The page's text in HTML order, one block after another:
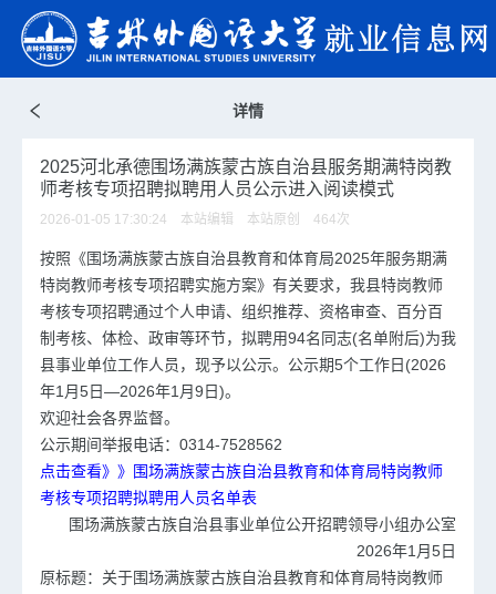
详情
2025河北承德围场满族蒙古族自治县服务期满特岗教
师考核专项招聘拟聘用人员公示进入阅读模式
2026-01-05 17:30:24 本站编辑 本站原创 464次
按照《围场满族蒙古族自治县教育和体育局2025年服务期满
特岗教师考核专项招聘实施方案》有关要求，我县特岗教师
考核专项招聘通过个人申请、组织推荐、资格审查、百分百
制考核、体检、政审等环节，拟聘用94名同志(名单附后)为我
县事业单位工作人员，现予以公示。公示期5个工作日(2026
年1月5日—2026年1月9日)。
欢迎社会各界监督。
公示期间举报电话：0314-7528562
点击查看》》围场满族蒙古族自治县教育和体育局特岗教师
考核专项招聘拟聘用人员名单表
围场满族蒙古族自治县事业单位公开招聘领导小组办公室
2026年1月5日
原标题：关于围场满族蒙古族自治县教育和体育局特岗教师